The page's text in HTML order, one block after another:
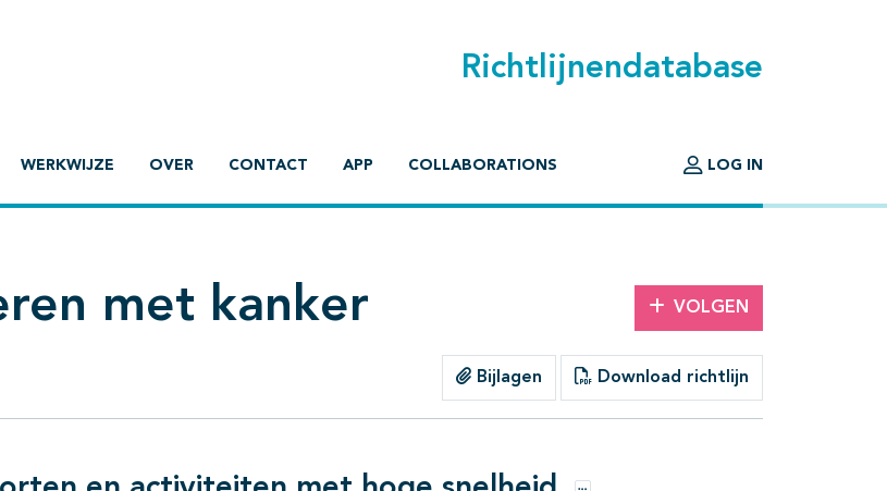
Richtlijnendatabase
WERKWIJZE OVER CONTACT APP COLLABORATIONS LOG IN
met kanker VOLGEN
Bijlagen Download richtlijn